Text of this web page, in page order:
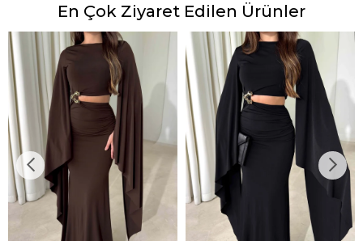
En Çok Ziyaret Edilen Ürünler